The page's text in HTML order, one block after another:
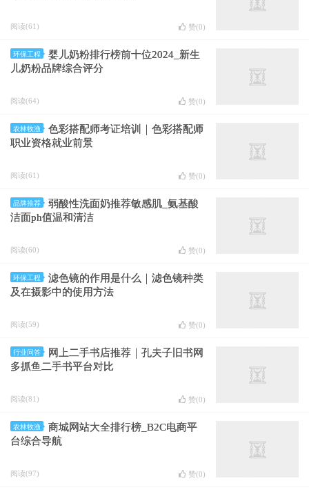
阅读(61) 赞(0)
环保工程
婴儿奶粉排行榜前十位2024_新生
儿奶粉品牌综合评分
阅读(64) 赞(0)
农林牧渔
色彩搭配师考证培训｜色彩搭配师
职业资格就业前景
阅读(61) 赞(0)
品牌推荐
弱酸性洗面奶推荐敏感肌_氨基酸
洁面ph值温和清洁
阅读(60) 赞(0)
环保工程
滤色镜的作用是什么｜滤色镜种类
及在摄影中的使用方法
阅读(59) 赞(0)
行业问答
网上二手书店推荐｜孔夫子旧书网
多抓鱼二手书平台对比
阅读(81) 赞(0)
农林牧渔
商城网站大全排行榜_B2C电商平
台综合导航
阅读(97) 赞(0)